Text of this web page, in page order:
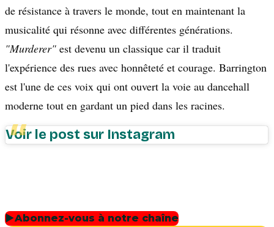
de résistance à travers le monde, tout en maintenant la
musicalité qui résonne avec différentes générations.
"Murderer" est devenu un classique car il traduit
l'expérience des rues avec honnêteté et courage. Barrington
est l'une de ces voix qui ont ouvert la voie au dancehall
moderne tout en gardant un pied dans les racines.
Voir le post sur Instagram
▶Abonnez-vous à notre chaîne